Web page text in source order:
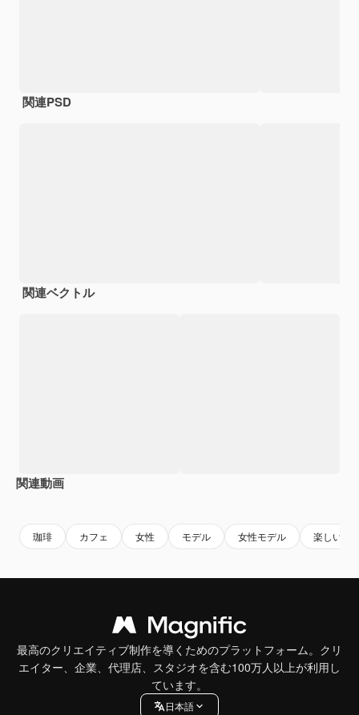
関連PSD
関連ベクトル
関連動画
珈琲 カフェ 女性 モデル 女性モデル 楽しい
最高のクリエイティブ制作を導くためのプラットフォーム。クリ
エイター、企業、代理店、スタジオを含む100万人以上が利用し
ています。
日本語